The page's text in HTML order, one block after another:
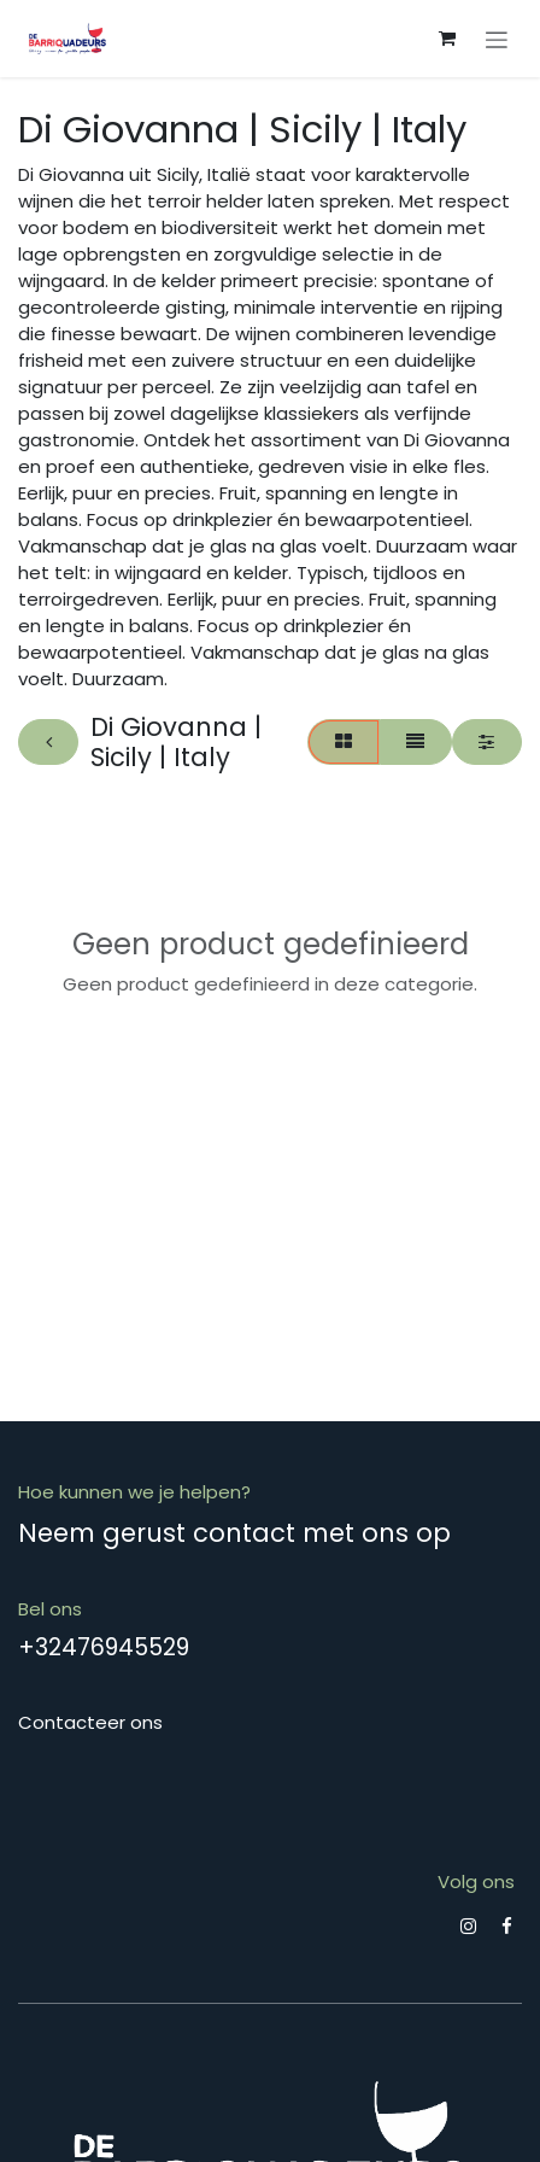
Di Giovanna | Sicily | Italy
Di Giovanna uit Sicily, Italië staat voor karaktervolle
wijnen die het terroir helder laten spreken. Met respect
voor bodem en biodiversiteit werkt het domein met
lage opbrengsten en zorgvuldige selectie in de
wijngaard. In de kelder primeert precisie: spontane of
gecontroleerde gisting, minimale interventie en rijping
die finesse bewaart. De wijnen combineren levendige
frisheid met een zuivere structuur en een duidelijke
signatuur per perceel. Ze zijn veelzijdig aan tafel en
passen bij zowel dagelijkse klassiekers als verfijnde
gastronomie. Ontdek het assortiment van Di Giovanna
en proef een authentieke, gedreven visie in elke fles.
Eerlijk, puur en precies. Fruit, spanning en lengte in
balans. Focus op drinkplezier én bewaarpotentieel.
Vakmanschap dat je glas na glas voelt. Duurzaam waar
het telt: in wijngaard en kelder. Typisch, tijdloos en
terroirgedreven. Eerlijk, puur en precies. Fruit, spanning
en lengte in balans. Focus op drinkplezier én
bewaarpotentieel. Vakmanschap dat je glas na glas
voelt. Duurzaam.
Di Giovanna |
Sicily | Italy
Geen product gedefinieerd
Geen product gedefinieerd in deze categorie.
Hoe kunnen we je helpen?
Neem gerust contact met ons op
Bel ons
+32476945529
Contacteer ons
Volg ons